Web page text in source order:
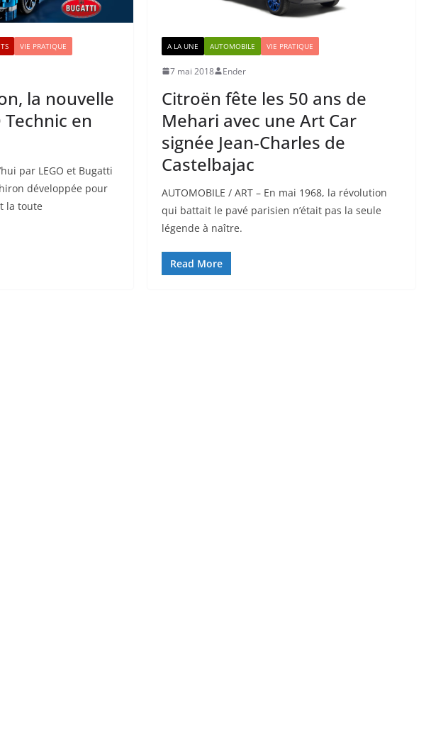
VIE PRATIQUE
la nouvelle
Technic en
par LEGO et Bugatti
développée pour
la toute
A LA UNE AUTOMOBILE VIE PRATIQUE
7 mai 2018 Ender
Citroën fête les 50 ans de
Mehari avec une Art Car
signée Jean-Charles de
Castelbajac
AUTOMOBILE / ART – En mai 1968, la révolution
qui battait le pavé parisien n’était pas la seule
légende à naître.
Read More